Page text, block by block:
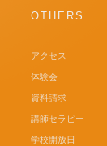
OTHERS
アクセス
体験会
資料請求
講師セラピー
学校開放日